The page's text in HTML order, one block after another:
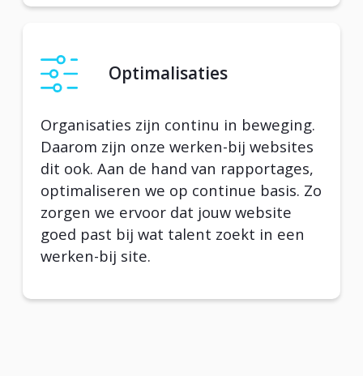
Optimalisaties
Organisaties zijn continu in beweging.
Daarom zijn onze werken-bij websites
dit ook. Aan de hand van rapportages,
optimaliseren we op continue basis. Zo
zorgen we ervoor dat jouw website
goed past bij wat talent zoekt in een
werken-bij site.